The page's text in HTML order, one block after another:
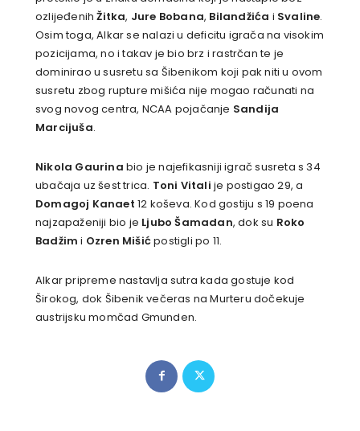
ozlijeđenihŽitka, Jure Bobana, Bilandžića i Svaline.
Osim toga, Alkar se nalazi u deficitu igrača na visokim
pozicijama, no i takav je bio brz i rastrčan te je
dominirao u susretu sa Šibenikom koji pak niti u ovom
susretu zbog rupture mišića nije mogao računati na
svog novog centra, NCAA pojačanje Sandija
Marcijuša.
Nikola Gaurina bio je najefikasniji igrač susreta s 34
ubačaja uz šest trica. Toni Vitali je postigao 29, a
Domagoj Kanaet 12 koševa. Kod gostiju s 19 poena
najzapaženiji bio je Ljubo Šamadan, dok su Roko
Badžim i Ozren Mišićpostigli po 11.
Alkar pripreme nastavlja sutra kada gostuje kod
Širokog, dok Šibenik večeras na Murteru dočekuje
austrijsku momčad Gmunden.